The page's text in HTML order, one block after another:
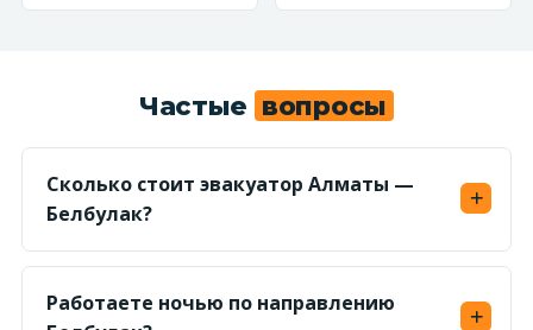
Частые вопросы
Сколько стоит эвакуатор Алматы —
Белбулак?
Считаем по километражу (~30 км) в обе
стороны от 450 ₸/км — ориентир от 27 000 ₸.
Точную фикс-цену по маршруту называем
Работаете ночью по направлению